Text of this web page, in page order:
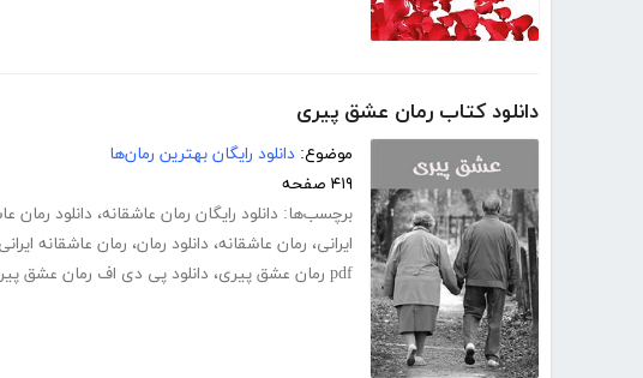
دانلود کتاب رمان عشق پیری
موضوع: دانلود رایگان بهترین رمان‌ها
۴۱۹ صفحه
برچسب‌ها: دانلود رایگان رمان عاشقانه، دانلود رمان
ایرانی، رمان عاشقانه، دانلود رمان، رمان عاشقانه ایرانی
pdf رمان عشق پیری
، دانلود پی دی اف رمان عشق